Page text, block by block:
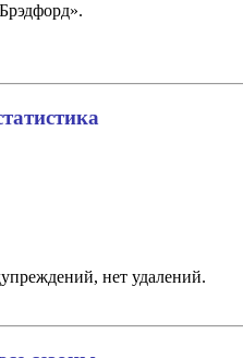
нет удалений.